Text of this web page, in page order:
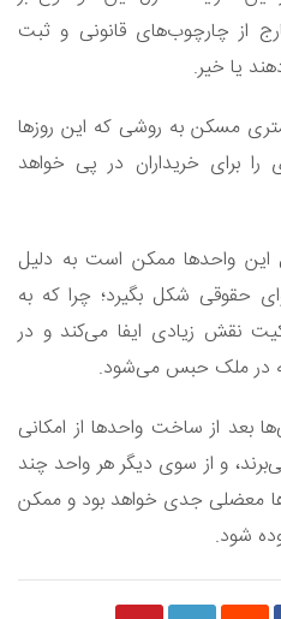
از چارچوب‌های قانونی و ثبت
یا خیر.
مسکن به روشی که این روزها
برای خریداران در پی خواهد
واحدها ممکن است به دلیل
حقوقی شکل بگیرد؛ چرا که به
نقش زیادی ایفا می‌کند و در
در ملک حبس می‌شود.
بعد از ساخت واحدها از امکانی
و از سوی دیگر هر واحد چند
معضلی جدی خواهد بود و ممکن
شود.